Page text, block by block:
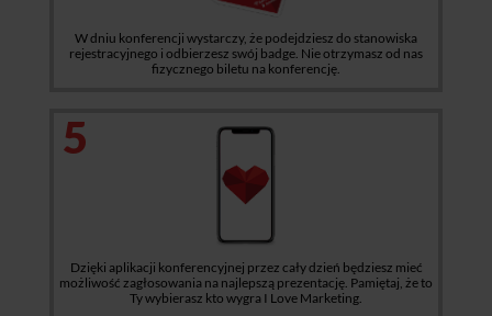
W dniu konferencji wystarczy, że podejdziesz do stanowiska
rejestracyjnego i odbierzesz swój badge. Nie otrzymasz od nas
fizycznego biletu na konferencję.
5
Dzięki aplikacji konferencyjnej przez cały dzień będziesz mieć
możliwość zagłosowania na najlepszą prezentację. Pamiętaj, że to
Ty wybierasz kto wygra I Love Marketing.